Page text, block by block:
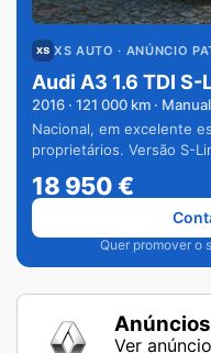
XS AUTO · ANÚNCIO
Audi A3 1.6 TDI S-
2016 · 121 000 km ·
Nacional, em excelente
proprietários. Versão S-
18 950€
Quer promover o
Anúncios
Ver